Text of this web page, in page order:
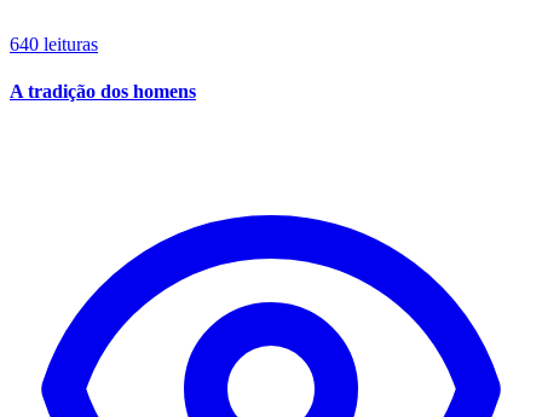
640 leituras
A tradição dos homens